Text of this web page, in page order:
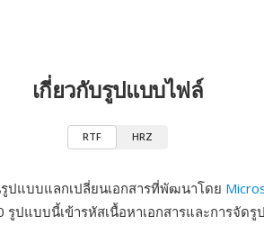
เกี่ยวกับรูปแบบไฟล์
RTF HRZ
รูปแบบแลกเปลี่ยนเอกสารที่พัฒนาโดย
ปแบบนี้เข้ารหัสเนื้อหาเอกสารและการจัดรู